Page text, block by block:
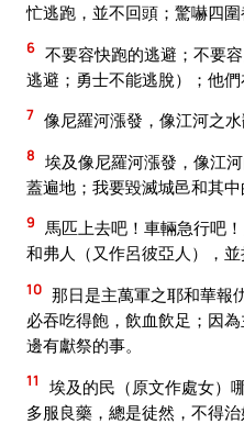
忙逃跑，並不回頭；驚嚇四圍
6 不要容快跑的逃避；不要
逃避；勇士不能逃脫）；他們
7 像尼羅河漲發，像江河之
8 埃及像尼羅河漲發，像江
蓋遍地；我要毀滅城邑和其中
9 馬匹上去吧！車輛急行吧
和弗人（又作呂彼亞人），
10 那日是主萬軍之耶和華報
必吞吃得飽，飲血飲足；因
邊有獻祭的事。
11
埃及的民（原文作處女）
多服良藥，總是徒然，不得治